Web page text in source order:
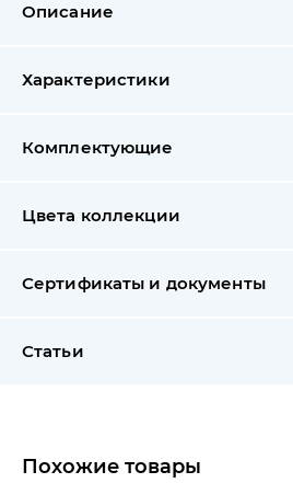
Описание
Характеристики
Комплектующие
Цвета коллекции
Сертификаты и документы
Статьи
Похожие товары